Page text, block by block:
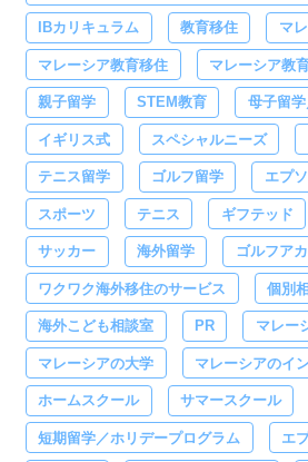
IBカリキュラム 教育移住 マ
マレーシア教育移住 マレーシア教
親子留学 STEM教育 母子留
イギリス式 スペシャルニーズ
テニス留学 ゴルフ留学 エプ
スポーツ テニス ギフテッド
サッカー 海外留学 ゴルフア
ワクワク海外移住のサービス 個別
海外こども相談室 PR マレー
マレーシアの大学 マレーシアのイ
ホームスクール サマースクール
短期留学／ホリデープログラム エ